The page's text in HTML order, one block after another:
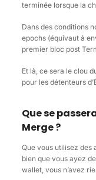
terminée lorsque la
Dans des conditions
epochs (équivaut à
premier bloc post
Et là, ce sera le clou
pour les détenteurs
Que se
Merge ?
Que vous utilisez des
bien que vous ayez
wallet, vous n’avez